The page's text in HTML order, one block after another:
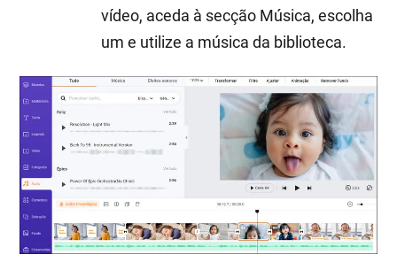
vídeo, aceda à secção Música, escolha
um e utilize a música da biblioteca.